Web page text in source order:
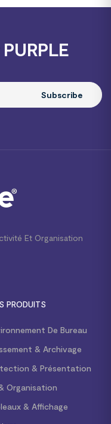
Subscribe
Et Organisation
PRODUITS
De Bureau
& Archivage
& Présentation
Organisation
& Affichage